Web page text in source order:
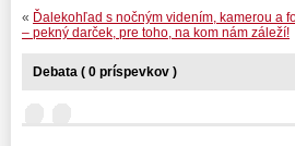
« Ďalekohľad s nočným videním, kamerou a
– pekný darček, pre toho, na kom nám záleží!
Debata ( 0 príspevkov )